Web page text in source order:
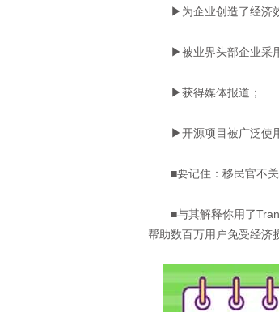
▶为企业创造了经济效
▶被业界头部企业采用
▶获得媒体报道；
▶开源项目被广泛使用
■要记住：移民官不关
■与其解释你用了
帮助数百万用户免受经济